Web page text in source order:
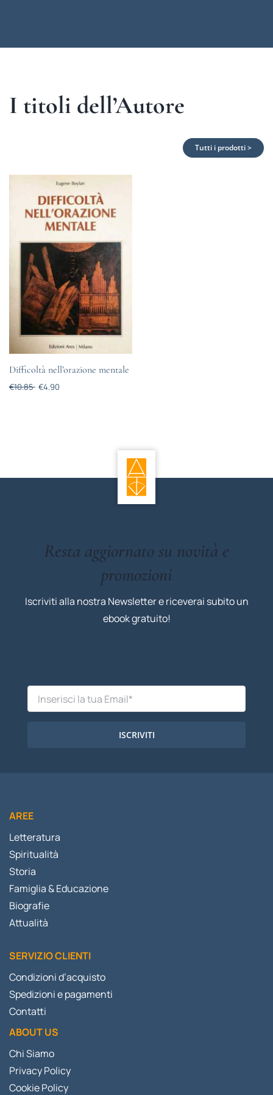
I titoli dell’Autore
Tutti i prodotti >
Difficoltà nell’orazione mentale
€10.85 €4.90
Resta aggiornato su novità e
promozioni
Iscriviti alla nostra Newsletter e riceverai subito un
ebook gratuito!
ISCRIVITI
AREE
Letteratura
Spiritualità
Storia
Famiglia & Educazione
Biografie
Attualità
SERVIZIO CLIENTI
Condizioni d’acquisto
Spedizioni e pagamenti
Contatti
ABOUT US
Chi Siamo
Privacy Policy
Cookie Policy